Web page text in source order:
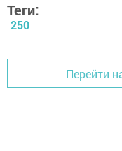
Теги:
250
Перейти